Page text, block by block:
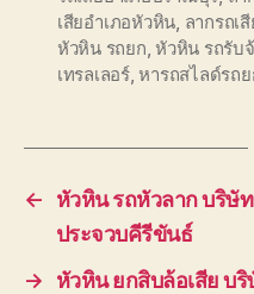
เสียอำเภอหัวหิน ลากรถเ
หัวหิน รถยก ,หัวหิน รถรับ
เทรลเลอร์,หารถสไลด์รถ
←
หัวหิน รถหัวลาก บริษั
ประจวบคีรีขันธ์
→
หัวหิน ยกสิบล้อเสีย บ